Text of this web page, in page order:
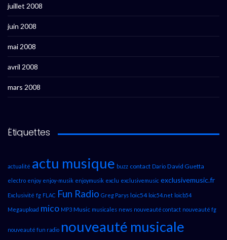
juillet 2008
juin 2008
mai 2008
avril 2008
mars 2008
Étiquettes
actualité actu musique buzz contact Dario David Guetta
electro enjoy enjoy-musik enjoymusik exclu exclusivemusic exclusivemusic.fr
Exclusivité fg FLAC Fun Radio Greg Parys loic54 loic54.net loicb54
Megaupload mico MP3 Music musicales news nouveauté contact nouveauté fg
nouveauté fun radio nouveauté musicale